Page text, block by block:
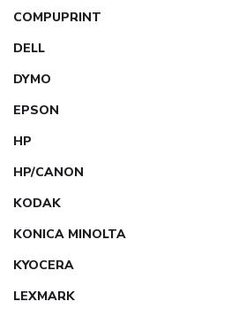
COMPUPRINT
DELL
DYMO
EPSON
HP
HP/CANON
KODAK
KONICA MINOLTA
KYOCERA
LEXMARK